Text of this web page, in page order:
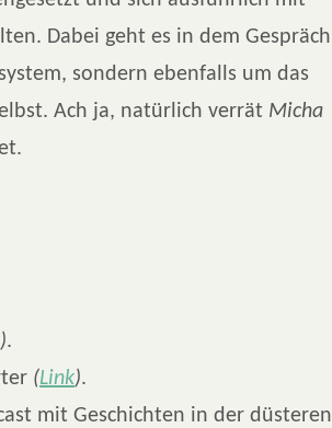
Dabei geht es in dem Gespräch
sondern ebenfalls um das
Ach ja, natürlich verrät Micha
).
(Link).
mit Geschichten in der düsteren